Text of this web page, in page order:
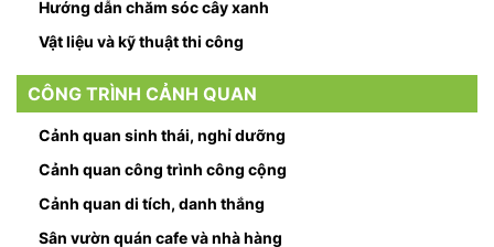
Hướng dẫn chăm sóc cây xanh
Vật liệu và kỹ thuật thi công
CÔNG TRÌNH CẢNH QUAN
Cảnh quan sinh thái, nghỉ dưỡng
Cảnh quan công trình công cộng
Cảnh quan di tích, danh thắng
Sân vườn quán cafe và nhà hàng